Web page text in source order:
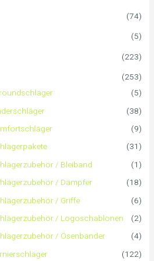
(74)
(5)
(223)
(253)
(5)
(38)
(9)
(31)
/ Bleiband
(1)
/ Dämpfer
(18)
/ Griffe
(6)
/ Logoschablonen
(2)
/ Ösenbänder
(4)
(122)